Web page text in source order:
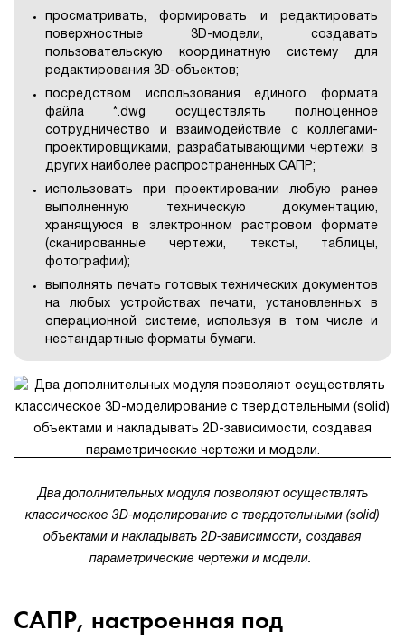
просматривать, формировать и редактировать
поверхностные 3D-модели, создавать
пользовательскую координатную систему для
редактирования 3D-объектов;
посредством использования единого формата
файла *.dwg осуществлять полноценное
сотрудничество и взаимодействие с коллегами-
проектировщиками, разрабатывающими чертежи в
других наиболее распространенных САПР;
использовать при проектировании любую ранее
выполненную техническую документацию,
хранящуюся в электронном растровом формате
(сканированные чертежи, тексты, таблицы,
фотографии);
выполнять печать готовых технических документов
на любых устройствах печати, установленных в
операционной системе, используя в том числе и
нестандартные форматы бумаги.
Два дополнительных модуля позволяют осуществлять
классическое 3D-моделирование с твердотельными (solid)
объектами и накладывать 2D-зависимости, создавая
параметрические чертежи и модели.
САПР, настроенная под